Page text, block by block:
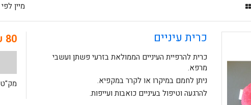
מיין לפי
כרית עיניים
כרית להרפיית העיניים הממולאת בזרעי פשתן ועשבי
מרפא.
ניתן לחמם במיקרו או לקרר במקפיא.
להרגעה וטיפול בעיניים כואבות ועייפות.
80 ₪
מק"ט 3706